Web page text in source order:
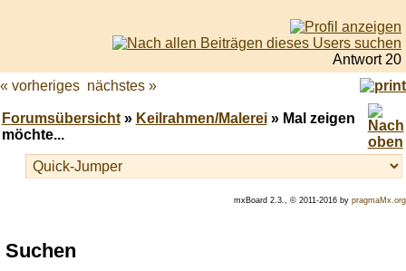
Antwort 20
« vorheriges nächstes »
Forumsübersicht» Keilrahmen/Malerei» Mal zeigen
möchte...
mxBoard 2.3., © 2011-2016 by pragmaMx.org
Play
best
Suchen